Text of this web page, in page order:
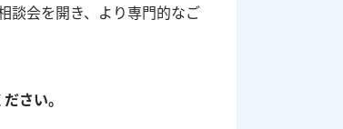
談会を開き、より専門的なご
さい。